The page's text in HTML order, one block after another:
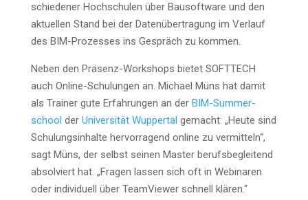
schie­de­ner Hoch­schu­len über Bau­soft­ware und den
aktu­el­len Stand bei der Daten­über­tra­gung im Ver­lauf
des BIM-Pro­zes­ses ins Gespräch zu kommen.
Neben den Prä­senz-Work­shops bie­tet SOFTTECH
auch Online-Schu­lun­gen an. Micha­el Müns hat damit
als Trai­ner gute Erfah­run­gen an der BIM-Sum­mer­
school der Uni­ver­si­tät Wup­per­tal gemacht: „Heu­te sind
Schu­lungs­in­hal­te her­vor­ra­gend online zu ver­mit­teln“,
sagt Müns, der selbst sei­nen Mas­ter berufs­be­glei­tend
absol­viert hat. „Fra­gen las­sen sich oft in Web­i­na­ren
oder indi­vi­du­ell über Team­View­er schnell klären.“